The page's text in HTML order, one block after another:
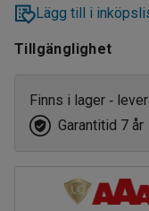
600
Lägg till i
Tillgänglighet
Finns i lager ‑
Garantitid 7 år